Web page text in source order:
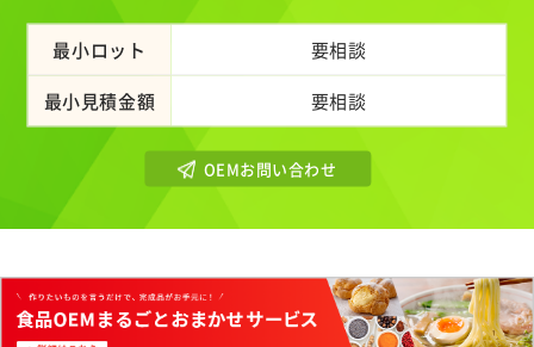
最小ロット
要相談
最小見積金額
要相談
OEMお問い合わせ